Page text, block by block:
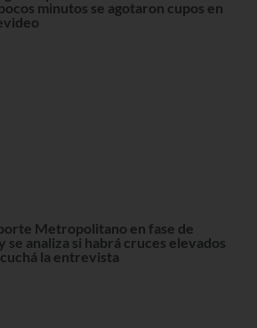
minutos se agotaron cupos en
Metropolitano en fase de
se analiza si habrá cruces elevados
la entrevista